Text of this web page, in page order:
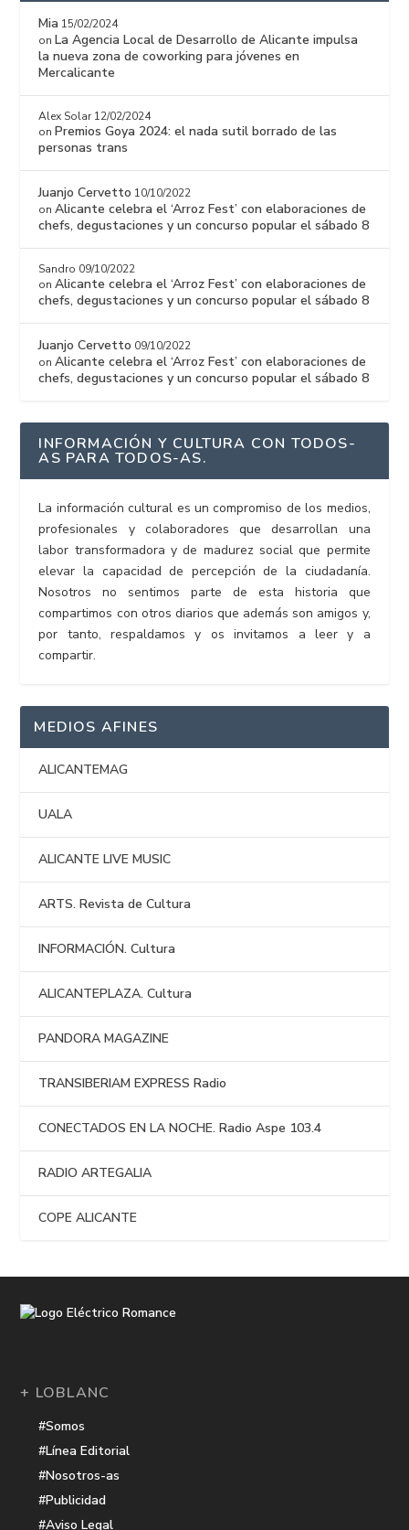
Mia 15/02/2024
on La Agencia Local de Desarrollo de Alicante impulsa
la nueva zona de coworking para jóvenes en
Mercalicante
Alex Solar 12/02/2024
on Premios Goya 2024: el nada sutil borrado de las
personas trans
Juanjo Cervetto 10/10/2022
onAlicante celebra el ‘Arroz Fest’ con elaboraciones de
chefs, degustaciones y un concurso popular el sábado 8
Sandro 09/10/2022
onAlicante celebra el ‘Arroz Fest’ con elaboraciones de
chefs, degustaciones y un concurso popular el sábado 8
Juanjo Cervetto 09/10/2022
onAlicante celebra el ‘Arroz Fest’ con elaboraciones de
chefs, degustaciones y un concurso popular el sábado 8
INFORMACIÓN Y CULTURA CON TODOS-
AS PARA TODOS-AS.
La información cultural es un compromiso de los medios,
profesionales y colaboradores que desarrollan una
labor transformadora y de madurez social que permite
elevar la capacidad de percepción de la ciudadanía.
Nosotros no sentimos parte de esta historia que
compartimos con otros diarios que además son amigos y,
por tanto, respaldamos y os invitamos a leer y a
compartir.
MEDIOS AFINES
ALICANTEMAG
UALA
ALICANTE LIVE MUSIC
ARTS. Revista de Cultura
INFORMACIÓN. Cultura
ALICANTEPLAZA. Cultura
PANDORA MAGAZINE
TRANSIBERIAM EXPRESS Radio
CONECTADOS EN LA NOCHE. Radio Aspe 103.4
RADIO ARTEGALIA
COPE ALICANTE
+ LOBLANC
#Somos
#Línea Editorial
#Nosotros-as
#Publicidad
#Aviso Legal